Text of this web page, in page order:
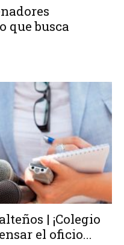
que busca
| ¡Colegio
el oficio...